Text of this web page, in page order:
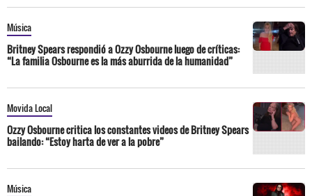
Música
Britney Spears respondió a Ozzy Osbourne luego de críticas:
“La familia Osbourne es la más aburrida de la humanidad”
Movida Local
Ozzy Osbourne critica los constantes videos de Britney Spears
bailando: “Estoy harta de ver a la pobre”
Música